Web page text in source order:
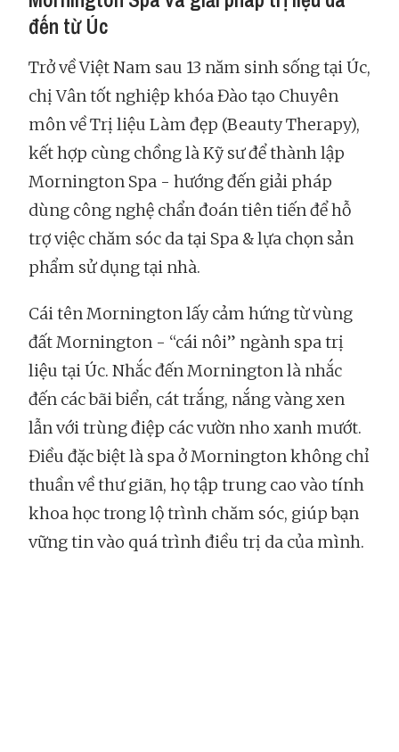
đến từ Úc
Trở về Việt Nam sau 13 năm sinh sống tại Úc,
chị Vân tốt nghiệp khóa Đào tạo Chuyên
môn về Trị liệu Làm đẹp (Beauty Therapy),
kết hợp cùng chồng là Kỹ sư để thành lập
Mornington Spa - hướng đến giải pháp
dùng công nghệ chẩn đoán tiên tiến để hỗ
trợ việc chăm sóc da tại Spa & lựa chọn sản
phẩm sử dụng tại nhà.
Cái tên Mornington lấy cảm hứng từ vùng
đất Mornington - “cái nôi” ngành spa trị
liệu tại Úc. Nhắc đến Mornington là nhắc
đến các bãi biển, cát trắng, nắng vàng xen
lẫn với trùng điệp các vườn nho xanh mướt.
Điều đặc biệt là spa ở Mornington không chỉ
thuần về thư giãn, họ tập trung cao vào tính
khoa học trong lộ trình chăm sóc, giúp bạn
vững tin vào quá trình điều trị da của mình.